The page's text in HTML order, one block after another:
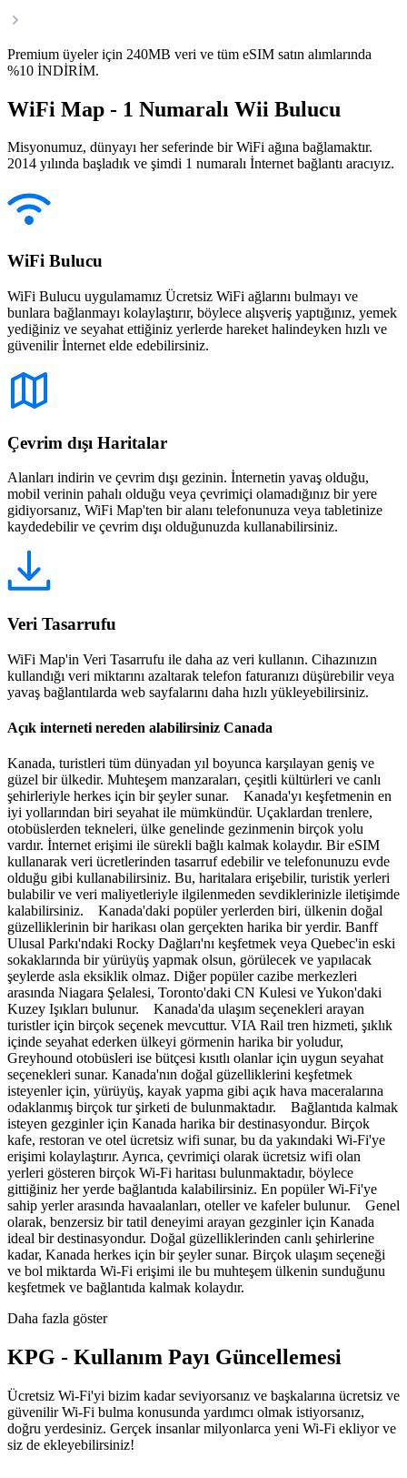
Premium üyeler için 240MB veri ve tüm eSIM satın alımlarında
%10 İNDİRİM.
WiFi Map - 1 Numaralı Wii Bulucu
Misyonumuz, dünyayı her seferinde bir WiFi ağına bağlamaktır.
2014 yılında başladık ve şimdi 1 numaralı İnternet bağlantı aracıyız.
WiFi Bulucu
WiFi Bulucu uygulamamız Ücretsiz WiFi ağlarını bulmayı ve
bunlara bağlanmayı kolaylaştırır, böylece alışveriş yaptığınız, yemek
yediğiniz ve seyahat ettiğiniz yerlerde hareket halindeyken hızlı ve
güvenilir İnternet elde edebilirsiniz.
Çevrim dışı Haritalar
Alanları indirin ve çevrim dışı gezinin. İnternetin yavaş olduğu,
mobil verinin pahalı olduğu veya çevrimiçi olamadığınız bir yere
gidiyorsanız, WiFi Map'ten bir alanı telefonunuza veya tabletinize
kaydedebilir ve çevrim dışı olduğunuzda kullanabilirsiniz.
Veri Tasarrufu
WiFi Map'in Veri Tasarrufu ile daha az veri kullanın. Cihazınızın
kullandığı veri miktarını azaltarak telefon faturanızı düşürebilir veya
yavaş bağlantılarda web sayfalarını daha hızlı yükleyebilirsiniz.
Açık interneti nereden alabilirsiniz Canada
Kanada, turistleri tüm dünyadan yıl boyunca karşılayan geniş ve
güzel bir ülkedir. Muhteşem manzaraları, çeşitli kültürleri ve canlı
şehirleriyle herkes için bir şeyler sunar. Kanada'yı keşfetmenin en
iyi yollarından biri seyahat ile mümkündür. Uçaklardan trenlere,
otobüslerden tekneleri, ülke genelinde gezinmenin birçok yolu
vardır. İnternet erişimi ile sürekli bağlı kalmak kolaydır. Bir eSIM
kullanarak veri ücretlerinden tasarruf edebilir ve telefonunuzu evde
olduğu gibi kullanabilirsiniz. Bu, haritalara erişebilir, turistik yerleri
bulabilir ve veri maliyetleriyle ilgilenmeden sevdiklerinizle iletişimde
kalabilirsiniz. Kanada'daki popüler yerlerden biri, ülkenin doğal
güzelliklerinin bir harikası olan gerçekten harika bir yerdir. Banff
Ulusal Parkı'ndaki Rocky Dağları'nı keşfetmek veya Quebec'in eski
sokaklarında bir yürüyüş yapmak olsun, görülecek ve yapılacak
şeylerde asla eksiklik olmaz. Diğer popüler cazibe merkezleri
arasında Niagara Şelalesi, Toronto'daki CN Kulesi ve Yukon'daki
Kuzey Işıkları bulunur. Kanada'da ulaşım seçenekleri arayan
turistler için birçok seçenek mevcuttur. VIA Rail tren hizmeti, şıklık
içinde seyahat ederken ülkeyi görmenin harika bir yoludur,
Greyhound otobüsleri ise bütçesi kısıtlı olanlar için uygun seyahat
seçenekleri sunar. Kanada'nın doğal güzelliklerini keşfetmek
isteyenler için, yürüyüş, kayak yapma gibi açık hava maceralarına
odaklanmış birçok tur şirketi de bulunmaktadır. Bağlantıda kalmak
isteyen gezginler için Kanada harika bir destinasyondur. Birçok
kafe, restoran ve otel ücretsiz wifi sunar, bu da yakındaki Wi-Fi'ye
erişimi kolaylaştırır. Ayrıca, çevrimiçi olarak ücretsiz wifi olan
yerleri gösteren birçok Wi-Fi haritası bulunmaktadır, böylece
gittiğiniz her yerde bağlantıda kalabilirsiniz. En popüler Wi-Fi'ye
sahip yerler arasında havaalanları, oteller ve kafeler bulunur. Genel
olarak, benzersiz bir tatil deneyimi arayan gezginler için Kanada
ideal bir destinasyondur. Doğal güzelliklerinden canlı şehirlerine
kadar, Kanada herkes için bir şeyler sunar. Birçok ulaşım seçeneği
ve bol miktarda Wi-Fi erişimi ile bu muhteşem ülkenin sunduğunu
keşfetmek ve bağlantıda kalmak kolaydır.
Daha fazla göster
KPG - Kullanım Payı Güncellemesi
Ücretsiz Wi-Fi'yi bizim kadar seviyorsanız ve başkalarına ücretsiz ve
güvenilir Wi-Fi bulma konusunda yardımcı olmak istiyorsanız,
doğru yerdesiniz. Gerçek insanlar milyonlarca yeni Wi-Fi ekliyor ve
siz de ekleyebilirsiniz!